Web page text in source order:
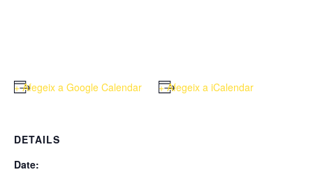
+ Afegeix a Google Calendar + Afegeix a iCalendar
DETAILS
Date: